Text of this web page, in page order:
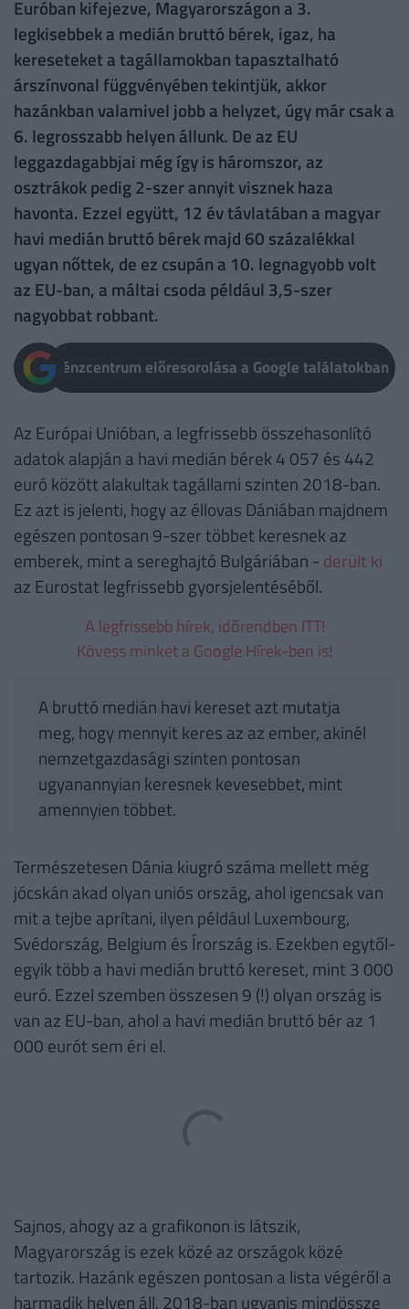
Euróban kifejezve, Magyarországon a 3.
legkisebbek a medián bruttó bérek, igaz, ha
kereseteket a tagállamokban tapasztalható
árszínvonal függvényében tekintjük, akkor
hazánkban valamivel jobb a helyzet, úgy már csak a
6. legrosszabb helyen állunk. De az EU
leggazdagabbjai még így is háromszor, az
osztrákok pedig 2-szer annyit visznek haza
havonta. Ezzel együtt, 12 év távlatában a magyar
havi medián bruttó bérek majd 60 százalékkal
ugyan nőttek, de ez csupán a 10. legnagyobb volt
az EU-ban, a máltai csoda például 3,5-szer
nagyobbat robbant.
Pénzcentrum előresorolása a Google találatokban
Az Európai Unióban, a legfrissebb összehasonlító
adatok alapján a havi medián bérek 4 057 és 442
euró között alakultak tagállami szinten 2018-ban.
Ez azt is jelenti, hogy az éllovas Dániában majdnem
egészen pontosan 9-szer többet keresnek az
emberek, mint a sereghajtó Bulgáriában - derült ki
az Eurostat legfrissebb gyorsjelentéséből.
A legfrissebb hírek, időrendben ITT!
Kövess minket a Google Hírek-ben is!
A bruttó medián havi kereset azt mutatja
meg, hogy mennyit keres az az ember, akinél
nemzetgazdasági szinten pontosan
ugyanannyian keresnek kevesebbet, mint
amennyien többet.
Természetesen Dánia kiugró száma mellett még
jócskán akad olyan uniós ország, ahol igencsak van
mit a tejbe aprítani, ilyen például Luxembourg,
Svédország, Belgium és Írország is. Ezekben egytől-
egyik több a havi medián bruttó kereset, mint 3 000
euró. Ezzel szemben összesen 9 (!) olyan ország is
van az EU-ban, ahol a havi medián bruttó bér az 1
000 eurót sem éri el.
Sajnos, ahogy az a grafikonon is látszik,
Magyarország is ezek közé az országok közé
tartozik. Hazánk egészen pontosan a lista végéről a
harmadik helyen áll, 2018-ban ugyanis mindössze